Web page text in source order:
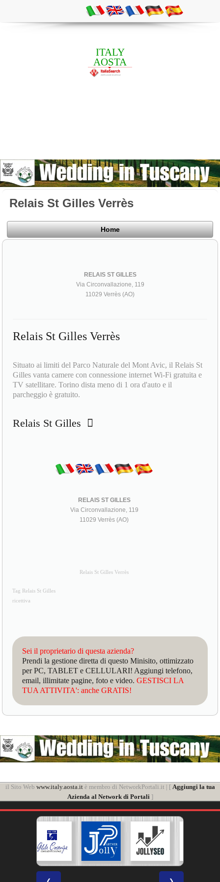
ITALY
AOSTA
Relais St Gilles Verrès
Home
RELAIS ST GILLES
Via Circonvallazione, 119
11029 Verrès (AO)
Relais St Gilles Verrès
Situato ai limiti del Parco Naturale del Mont Avic, il Relais St
Gilles vanta camere con connessione internet Wi-Fi gratuita e
TV satellitare. Torino dista meno di 1 ora d'auto e il
parcheggio è gratuito.
Relais St Gilles
RELAIS ST GILLES
Via Circonvallazione, 119
11029 Verrès (AO)
Relais St Gilles Verrès
Tag Relais St Gilles
ricettiva
Sei il proprietario di questa azienda?
Prendi la gestione diretta di questo Minisito, ottimizzato
per PC, TABLET e CELLULARI! Aggiungi telefono,
email, illimitate pagine, foto e video.GESTISCI LA
TUA ATTIVITA': anche GRATIS!
il Sito Web www.italy.aosta.itè membro di NetworkPortali.it | [ Aggiungi la tua
Azienda al Network di Portali]